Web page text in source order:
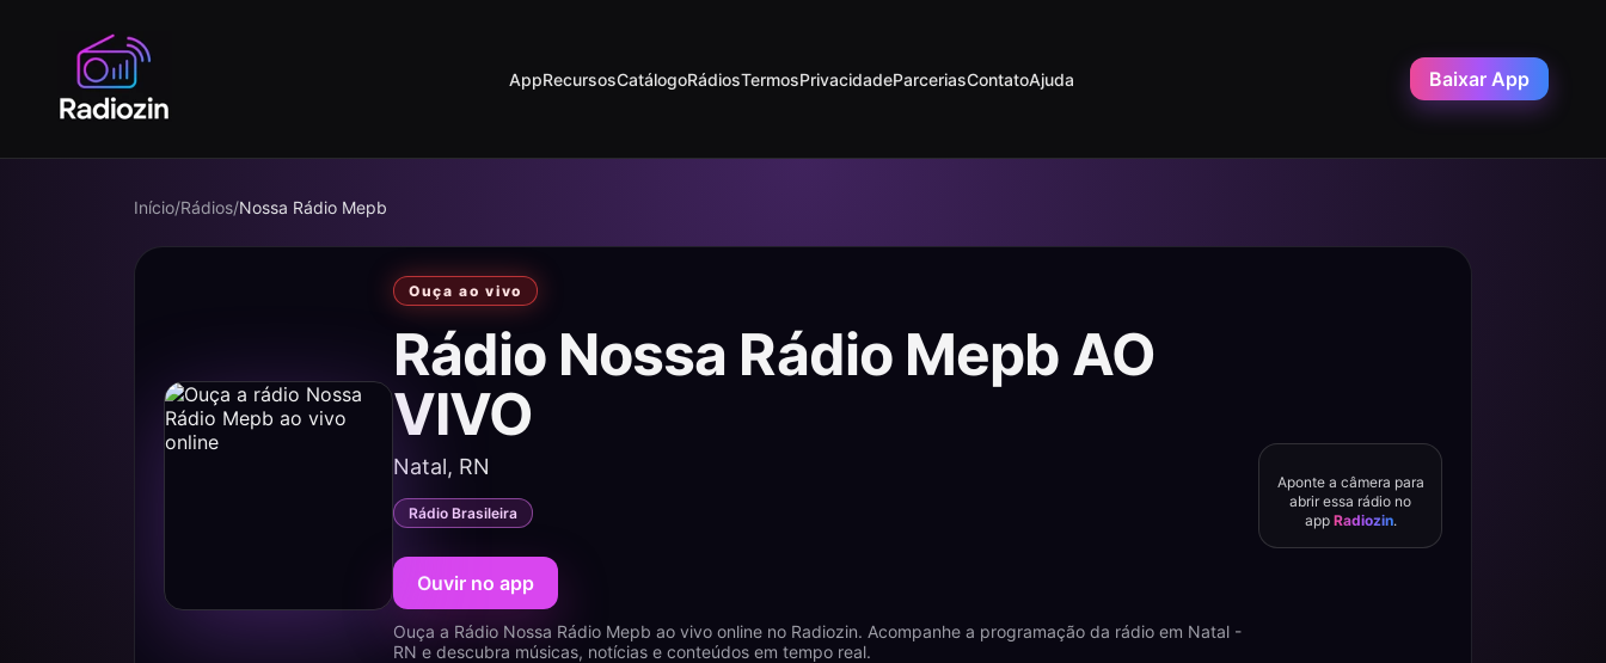
AppRecursosCatálogoRádiosTermosPrivacidadeParceriasContatoAjuda Baixar App
Início/Rádios/Nossa Rádio Mepb
Ouça ao vivo
Rádio Nossa Rádio Mepb AO
VIVO
Natal, RN
Rádio Brasileira
Ouvir no app
Ouça a Rádio Nossa Rádio Mepb ao vivo online no Radiozin. Acompanhe a programação da rádio em Natal -
RN e descubra músicas, notícias e conteúdos em tempo real.
Aponte a câmera para
abrir essa rádio no
app Radiozin.